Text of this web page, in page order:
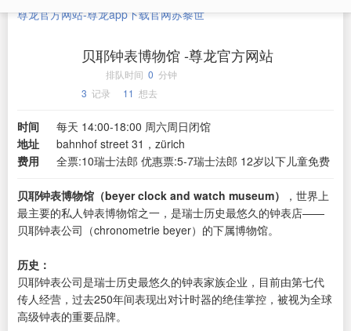
尊龙官方网站-尊龙app下载官网苏黎世
贝耶钟表博物馆 -尊龙官方网站
排队时间 0 分钟
3 记录 11 想去
时间
每天 14:00-18:00 周六周日闭馆
地址
bahnhof street 31，zürich
费用
全票:10瑞士法郎 优惠票:5-7瑞士法郎 12岁以下儿童免费
贝耶钟表博物馆（beyer clock and watch museum）
，世界上
最主要的私人钟表博物馆之一，是瑞士历史最悠久的钟表店——
贝耶钟表公司（chronometrie beyer）的下属博物馆。
历史：
贝耶钟表公司是瑞士历史最悠久的钟表家族企业，目前由第七代
传人经营，过去250年间表现出对计时器的绝佳掌控，被视为全球
高级钟表的重要品牌。